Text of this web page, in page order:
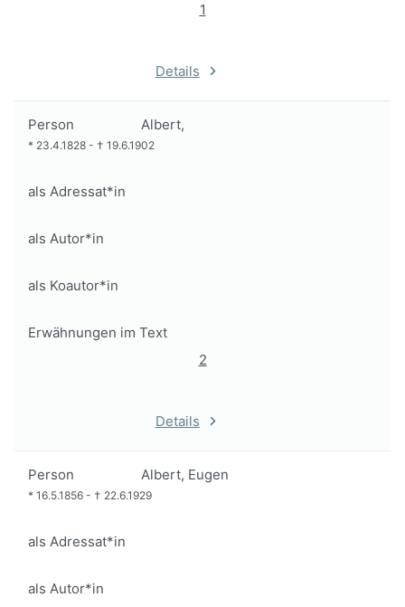
1
Details
Person Albert,
* 23.4.1828 - † 19.6.1902
als Adressat*in
als Autor*in
als Koautor*in
Erwähnungen im Text
2
Details
Person Albert, Eugen
* 16.5.1856 - † 22.6.1929
als Adressat*in
als Autor*in